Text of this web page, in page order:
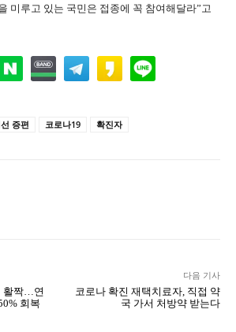
미루고 있는 국민은 접종에 꼭 참여해달라”고
증편 코로나19 확진자
활짝…연
회복
다음 기사
코로나 확진 재택치료자, 직접 약
국 가서 처방약 받는다